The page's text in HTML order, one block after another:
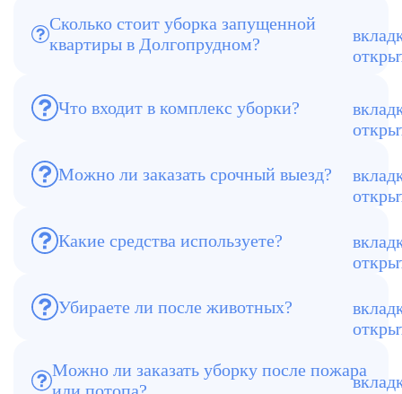
Сколько стоит уборка запущенной
квартиры в Долгопрудном?
От 4 900 ₽, цена зависит от площади и
Что входит в комплекс уборки?
Разбор мусора, мойка поверхностей,
Можно ли заказать срочный выезд?
Да, специалисты выезжают в день
Какие средства используете?
Только сертифицированные препараты
Убираете ли после животных?
Да, проводим дезинфекцию и удаление
Можно ли заказать уборку после пожара
Да, выполняем генеральную уборку